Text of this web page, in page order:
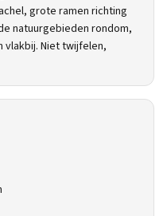
grote ramen richting
natuurgebieden rondom,
vlakbij. Niet twijfelen,